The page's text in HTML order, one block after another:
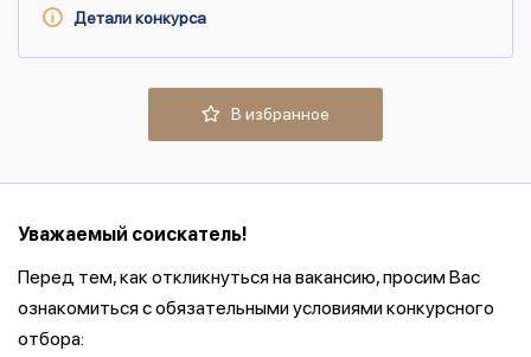
Детали конкурса
В избранное
Уважаемый соискатель!
Перед тем, как откликнуться на вакансию, просим Вас
ознакомиться с обязательными условиями конкурсного
отбора: